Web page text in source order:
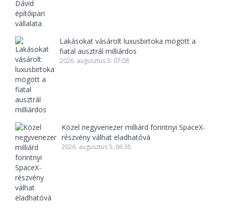
Lakásokat vásárolt luxusbirtoka mögött a
fiatal ausztrál milliárdos
2026. augusztus 5. 07:08
Közel negyvenezer milliárd forintnyi SpaceX-
részvény válhat eladhatóvá
2026. augusztus 5. 06:35